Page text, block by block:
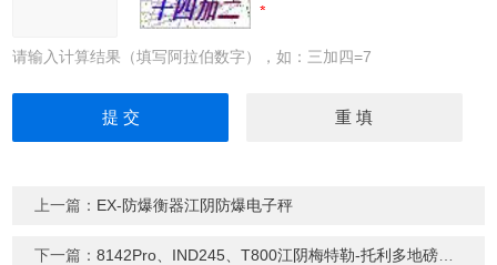
请输入计算结果（填写阿拉伯数字），如：三加四=7
上一篇： EX-防爆衡器江阴防爆电子秤
下一篇：8142Pro、IND245、T800江阴梅特勒-托利多地磅，维修